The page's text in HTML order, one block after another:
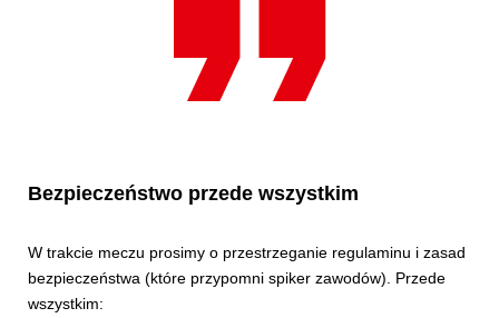
Bezpieczeństwo przede wszystkim
W trakcie meczu prosimy o przestrzeganie regulaminu i zasad
bezpieczeństwa (które przypomni spiker zawodów). Przede
wszystkim: